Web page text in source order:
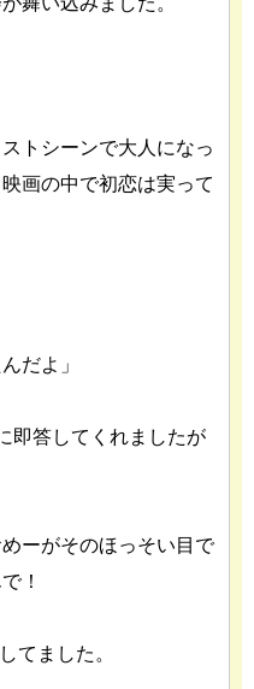
トシーンで大人になっ
画の中で初恋は実って
だよ」
即答してくれましたが
ーがそのほっそい目で
！
てました。